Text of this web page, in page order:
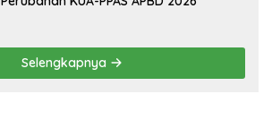
Selengkapnya